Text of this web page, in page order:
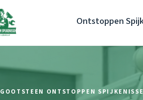
Ontstoppen
GOOTSTEEN ONTSTOPPEN SPIJKENISSE